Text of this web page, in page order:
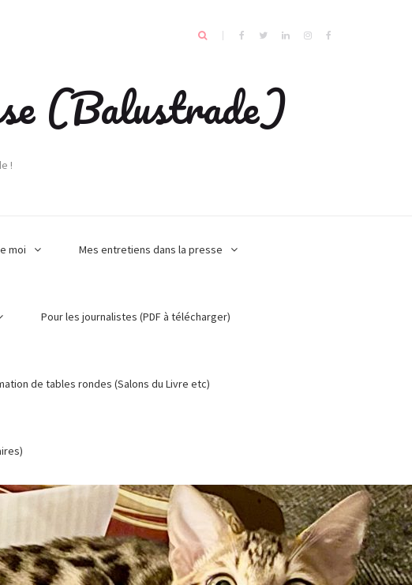
(Balustrade)
!
moi Mes entretiens dans la presse
Pour les journalistes (PDF à télécharger)
de tables rondes (Salons du Livre etc)